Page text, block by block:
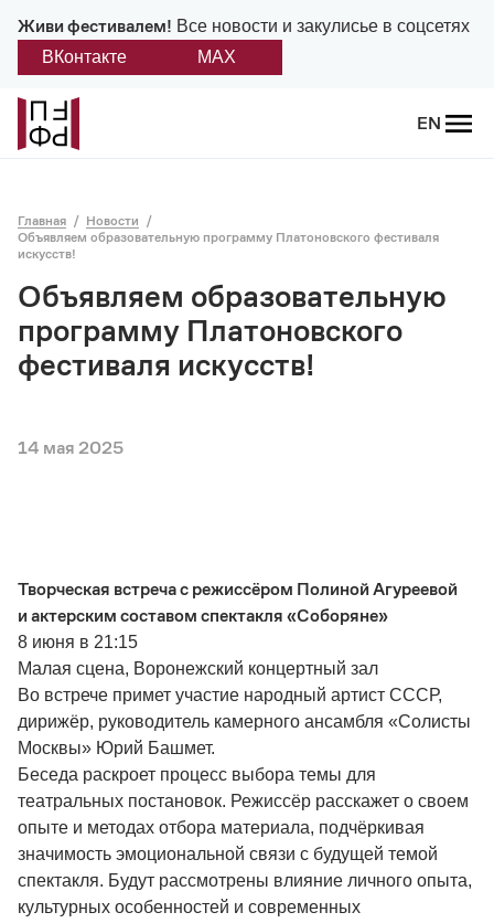
Живи фестивалем! Все новости и закулисье в соцсетях
ВКонтакте
MAX
EN
Назад
Платонов
Учредители и партнеры
Платоновская премия
Главная
Новости
Объявляем образовательную программу Платоновского фестиваля
искусств!
Объявляем образовательную
программу Платоновского
фестиваля искусств!
14 мая 2025
Творческая встреча с режиссёром Полиной Агуреевой
и актерским составом спектакля «Соборяне»
8 июня в 21:15
Малая сцена, Воронежский концертный зал
Во встрече примет участие народный артист СССР,
дирижёр, руководитель камерного ансамбля «Солисты
Москвы» Юрий Башмет.
Беседа раскроет процесс выбора темы для
театральных постановок. Режиссёр расскажет о своем
опыте и методах отбора материала, подчёркивая
значимость эмоциональной связи с будущей темой
спектакля. Будут рассмотрены влияние личного опыта,
культурных особенностей и современных